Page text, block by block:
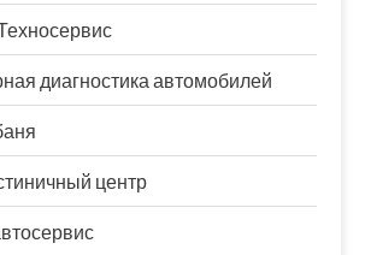
диагностика автомобилей
центр